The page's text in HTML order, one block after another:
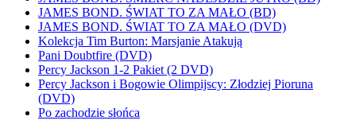
JAMES BOND. ŚWIAT TO ZA MAŁO (BD)
JAMES BOND. ŚWIAT TO ZA MAŁO (DVD)
Kolekcja Tim Burton: Marsjanie Atakują
Pani Doubtfire (DVD)
Percy Jackson 1-2 Pakiet (2 DVD)
Percy Jackson i Bogowie Olimpijscy: Złodziej Pioruna
(DVD)
Po zachodzie słońca